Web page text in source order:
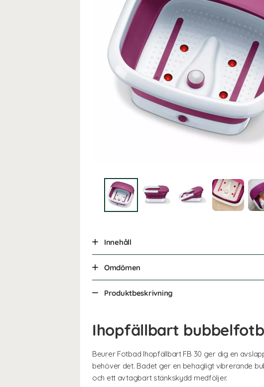
Innehåll
Omdömen
Produktbeskrivning
Ihopfällbart
Beurer Fotbad Ihopfällbart FB 30 ger dig en
behöver det. Badet ger en behagligt vibrerande
och ett avtagbart stänkskydd medföljer.